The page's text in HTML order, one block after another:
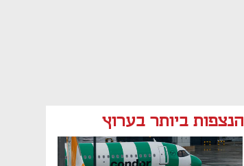
הנצפות ביותר בערוץ